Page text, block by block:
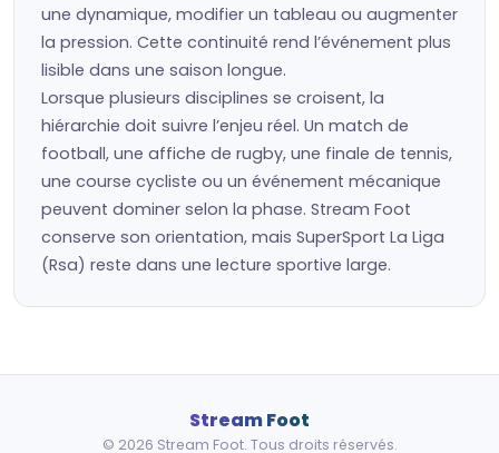
une dynamique, modifier un tableau ou augmenter
la pression. Cette continuité rend l’événement plus
lisible dans une saison longue.
Lorsque plusieurs disciplines se croisent, la
hiérarchie doit suivre l’enjeu réel. Un match de
football, une affiche de rugby, une finale de tennis,
une course cycliste ou un événement mécanique
peuvent dominer selon la phase. Stream Foot
conserve son orientation, mais SuperSport La Liga
(Rsa) reste dans une lecture sportive large.
Stream Foot
© 2026 Stream Foot. Tous droits réservés.